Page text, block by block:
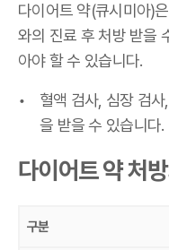
다이어트 약(큐시미아)
와의 진료 후 처방 받을
아야 할 수 있습니다.
혈액 검사, 심장 검
을 받을 수 있습니다.
다이어트 약 처
구분